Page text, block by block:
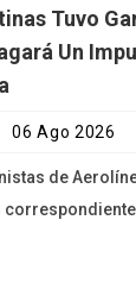
Tuvo
Un
06 Ago 2026
de